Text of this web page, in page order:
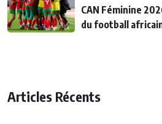
CAN Féminine
du football
Articles Récents